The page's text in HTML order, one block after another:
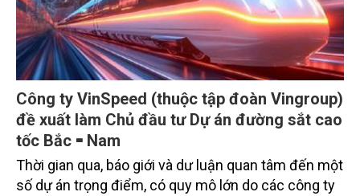
Công ty VinSpeed (thuộc tập đoàn Vingroup)
đề xuất làm Chủ đầu tư Dự án đường sắt cao
tốc Bắc ⁃ Nam
Thời gian qua, báo giới và dư luận quan tâm đến một
số dự án trọng điểm, có quy mô lớn do các công ty